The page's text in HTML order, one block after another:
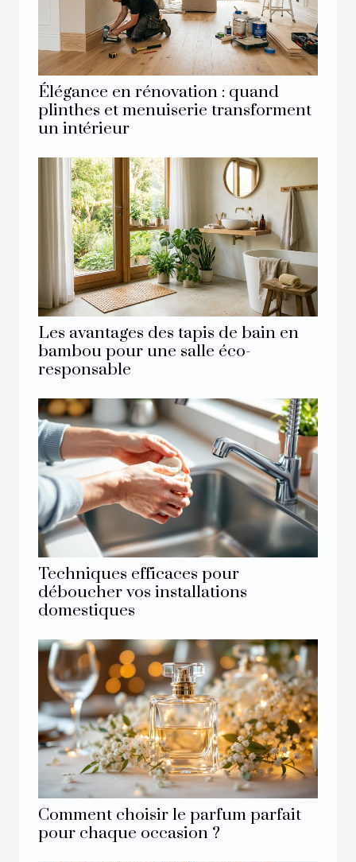
Élégance en rénovation : quand
plinthes et menuiserie transforment
un intérieur
Les avantages des tapis de bain en
bambou pour une salle éco-
responsable
Techniques efficaces pour
déboucher vos installations
domestiques
Comment choisir le parfum parfait
pour chaque occasion ?